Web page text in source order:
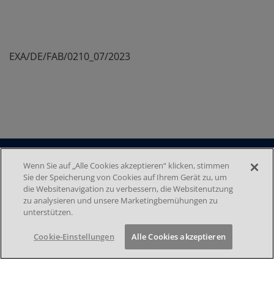
EXA/DE/FAB/0210_07/2023
DATENSCHUTZ
IMPRESSUM
COOKIE-EINSTELLUNGEN
Wenn Sie auf „Alle Cookies akzeptieren“ klicken, stimmen
Sie der Speicherung von Cookies auf Ihrem Gerät zu, um
die Websitenavigation zu verbessern, die Websitenutzung
zu analysieren und unsere Marketingbemühungen zu
unterstützen.
Cookie-Einstellungen Alle Cookies akzeptieren